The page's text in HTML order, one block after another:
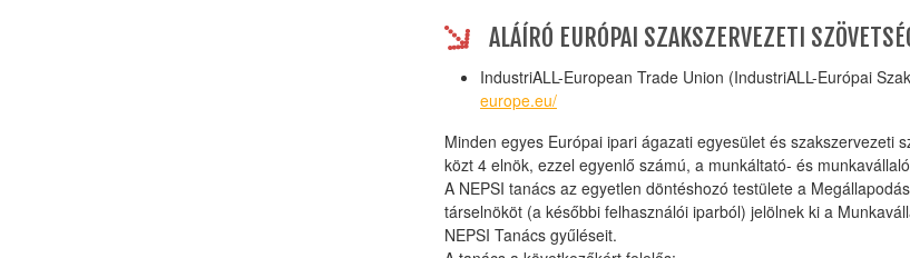
ALÁÍRÓ EURÓPAI SZAKSZERVEZETI
IndustriALL-European Trade Union (IndustriALL-Európai
europe.eu/
Minden egyes Európai ipari ágazati egyesület és szakszervezeti
közt 4 elnök, ezzel egyenlő számú, a munkáltató- és
A NEPSI tanács az egyetlen döntéshozó testülete a
társelnököt (a későbbi felhasználói iparból) jelölnek ki a
NEPSI Tanács gyűléseit.